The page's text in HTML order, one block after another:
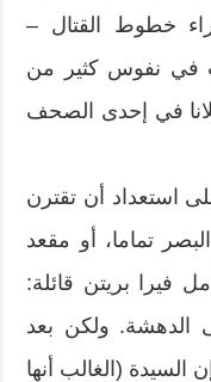
خطوط القتال –
في نفوس كثير من
في إحدى الصحف
استعداد أن تقترن
تماما، أو مقعد
فيرا بريتن قائلة:
الدهشة. ولكن بعد
السيدة (الغالب أنها